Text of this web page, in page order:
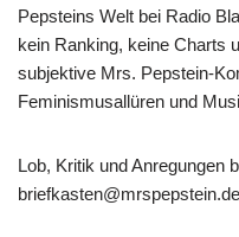
Pepsteins Welt bei Radio
kein Ranking, keine Charts
subjektive Mrs. Pepstein-
Feminismusallüren und
Lob, Kritik und Anregungen
briefkasten@mrspepstein.de